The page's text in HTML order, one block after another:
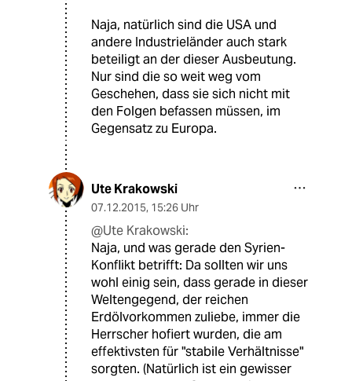
Naja, natürlich sind die USA und
andere Industrieländer auch stark
beteiligt an der dieser Ausbeutung.
Nur sind die so weit weg vom
Geschehen, dass sie sich nicht mit
den Folgen befassen müssen, im
Gegensatz zu Europa.
Ute Krakowski
07.12.2015, 15:26 Uhr
@Ute Krakowski:
Naja, und was gerade den Syrien-
Konflikt betrifft: Da sollten wir uns
wohl einig sein, dass gerade in dieser
Weltengegend, der reichen
Erdölvorkommen zuliebe, immer die
Herrscher hofiert wurden, die am
effektivsten für "stabile Verhältnisse"
sorgten. (Natürlich ist ein gewisser